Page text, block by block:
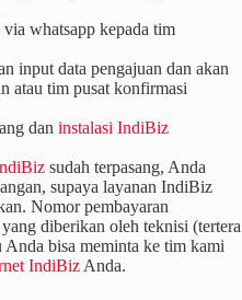
via whatsapp kepada tim
input data pengajuan dan akan
atau tim pusat konfirmasi
dan instalasi IndiBiz
sudah terpasang, Anda
supaya layanan IndiBiz
Nomor pembayaran
diberikan oleh teknisi (tertera
bisa meminta ke tim kami
IndiBiz Anda.